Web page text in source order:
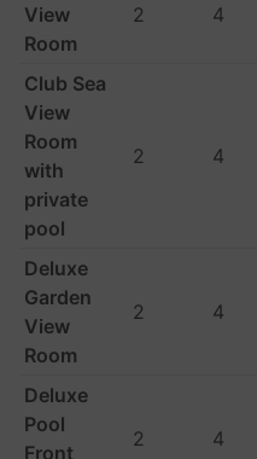
View
Room
2 4
Club Sea
View
Room
with
private
pool
2 4
Deluxe
Garden
View
Room
2 4
Deluxe
Pool
Front
2 4